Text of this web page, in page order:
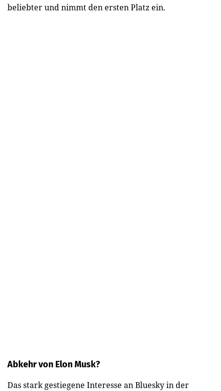
beliebter und nimmt den ersten Platz ein.
Abkehr von Elon Musk?
Das stark gestiegene Interesse an Bluesky in der